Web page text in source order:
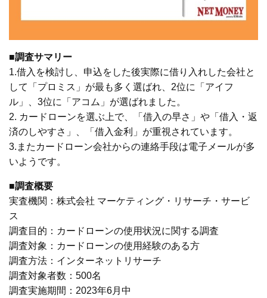
■調査サマリー
1.借入を検討し、申込をした後実際に借り入れした会社と
して「プロミス」が最も多く選ばれ、2位に「アイフ
ル」、3位に「アコム」が選ばれました。
2. カードローンを選ぶ上で、「借入の早さ」や「借入・返
済のしやすさ」、「借入金利」が重視されています。
3.またカードローン会社からの連絡手段は電子メールが多
いようです。
■調査概要
実査機関：株式会社 マーケティング・リサーチ・サービ
ス
調査目的：カードローンの使用状況に関する調査
調査対象：カードローンの使用経験のある方
調査方法：インターネットリサーチ
調査対象者数：500名
調査実施期間：2023年6月中